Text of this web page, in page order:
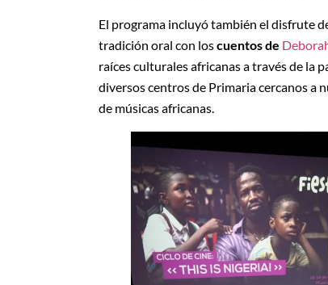
El programa incluyó también el disfrute
tradición oral con loscuentos de
raíces culturales africanas a través de la
diversos centros de Primaria cercanos a
de músicas africanas.